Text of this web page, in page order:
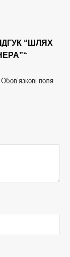
“ШЛЯХ
Обов’язкові поля